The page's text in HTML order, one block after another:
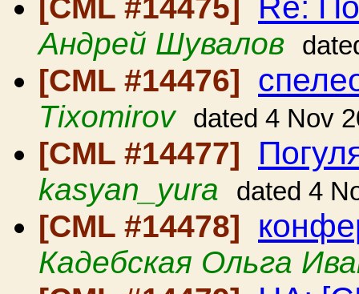
[CML #14475]
Андрей Шувалов
[CML #14476]
Tixomirov dated 4 Nov
[CML #14477]
kasyan_yura dated 4
[CML #14478]
Кадебская Ольга